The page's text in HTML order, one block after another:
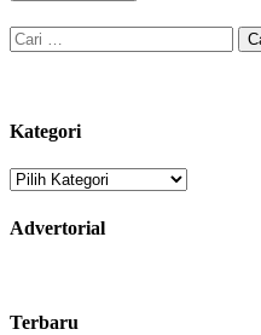
Cari
untuk:
Kategori
Kategori
Advertorial
Terbaru